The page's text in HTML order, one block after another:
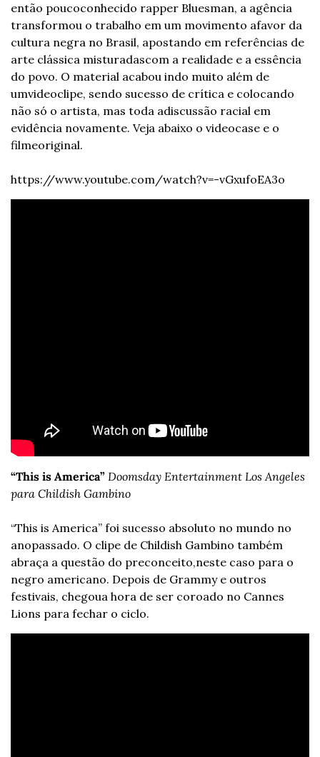
então poucoconhecido rapper Bluesman, a agência
transformou o trabalho em um movimento afavor da
cultura negra no Brasil, apostando em referências de
arte clássica misturadascom a realidade e a essência
do povo. O material acabou indo muito além de
umvideoclipe, sendo sucesso de crítica e colocando
não só o artista, mas toda adiscussão racial em
evidência novamente. Veja abaixo o videocase e o
filmeoriginal.
https://www.youtube.com/watch?v=-vGxufoEA3o
“This is America” Doomsday Entertainment Los Angeles
para Childish Gambino
“This is America” foi sucesso absoluto no mundo no
anopassado. O clipe de Childish Gambino também
abraça a questão do preconceito,neste caso para o
negro americano. Depois de Grammy e outros
festivais, chegoua hora de ser coroado no Cannes
Lions para fechar o ciclo.